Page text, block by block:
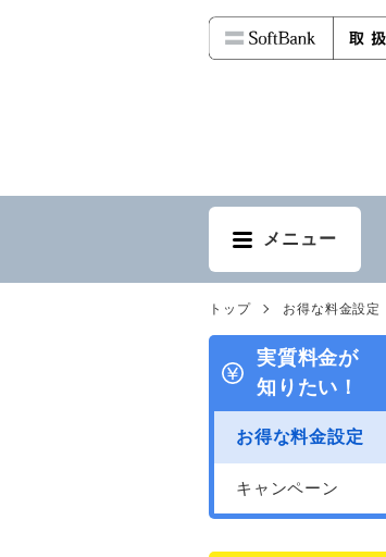
メニュー
トップ お得な料金設定
実質料金が
知りたい！
お得な料金設定
キャンペーン